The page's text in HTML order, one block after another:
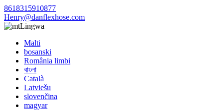
8618315910877
Henry@danflexhose.com
Lingwa
Malti
bosanski
România limbi
বাংলা
Català
Latviešu
slovenčina
magyar